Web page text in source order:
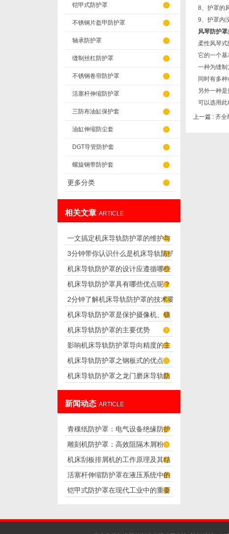
铠甲式防护罩
不锈钢片盔甲防护罩
轴承防护罩
缝制丝杠防护罩
不锈钢卷帘防护罩
活塞杆伸缩防护罩
三防布油缸保护套
油缸伸缩防尘套
DGT导管防护套
螺旋钢带防护套
更多分类
相关文章 ARTICLE
一文搞定机床导轨防护罩的维护与
保养要点
3分钟带你认识什么是机床导轨防护
罩
机床导轨防护罩的设计应遵循哪些
理念呢？
机床导轨防护罩具有哪些优点呢？
2分钟了解机床导轨防护罩的技术要
求
机床导轨防护罩是保护摄像机、镜
头正常工作的防护罩
机床导轨防护罩的主要优势
影响机床导轨防护罩导向精度的主
要因素
机床导轨防护罩之钢板式的优点
机床导轨防护罩之龙门磨床导轨防
新闻动态 ARTICLE
青稞纸防护罩：电气设备绝缘防护
专用方案
雕刻机防护罩：高效阻隔木屑粉
尘，守护设备精度与安全
机床刮板排屑机的工作原理及其结
构分析
活塞杆伸缩防护罩在液压系统中的
应用
铠甲式防护罩在现代工业中的重要
8、护罩的
9、护罩内
风琴防护罩
柔性风琴式
它的一个基
一种为缝制
同时有多种
另外一种
可以选用此
上一篇 : 齐全